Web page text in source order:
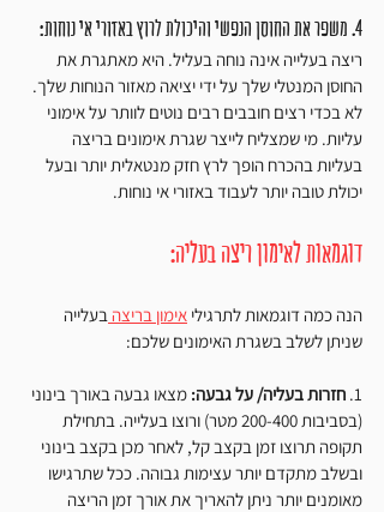
4. משפר את החוסן הנפשי והיכולת לרוץ באזורי אי נוחות:
ריצה בעלייה אינה נוחה בעליל. היא מאתגרת את
החוסן המנטלי שלך על ידי יציאה מאזור הנוחות שלך.
לא בכדי רצים חובבים רבים נוטים לוותר על אימוני
עליות. מי שמצליח לייצר שגרת אימונים בריצה
בעליות בהכרח הופך לרץ חזק מנטאלית יותר ובעל
יכולת טובה יותר לעבוד באזורי אי נוחות.
דוגמאות לאימון ריצה בעליה:
הנה כמה דוגמאות לתרגילי אימון בריצה בעלייה
שניתן לשלב בשגרת האימונים שלכם:
1. חזרות בעליה/ על גבעה: מצאו גבעה באורך בינוני
(בסביבות 200-400 מטר) ורוצו בעלייה. בתחילת
תקופה תרוצו זמן בקצב קל, לאחר מכן בקצב בינוני
ובשלב מתקדם יותר עצימות גבוהה. ככל שתרגישו
מאומנים יותר ניתן להאריך את אורך זמן הריצה